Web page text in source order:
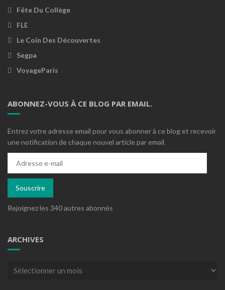
Fête Du Collège
FLE
Le Coin Des Découvertes
Segpa
VoyageParis
ABONNEZ-VOUS À CE BLOG PAR EMAIL.
Entrez votre adresse email pour vous abonner à ce blog et recevoir
une notification de chaque nouvel article par email.
mail
Souscrire
Rejoignez les 340 autres abonnés
ARCHIVES
Archives